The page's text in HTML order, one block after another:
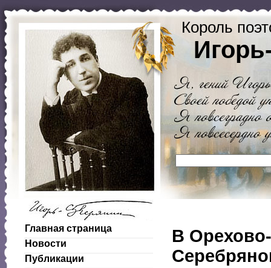
Король
Главная страница
Новости
Публикации
В